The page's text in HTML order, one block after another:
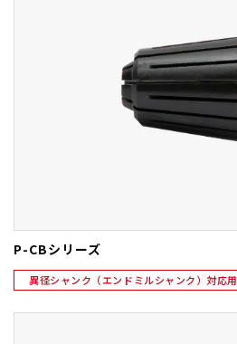
P-CBシリーズ
異径シャンク（エンドミルシャンク）対応用